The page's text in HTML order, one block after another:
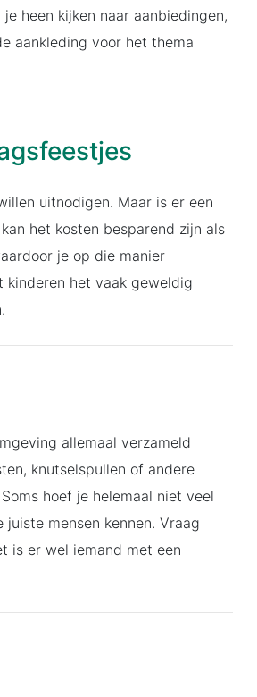
heen kijken naar aanbiedingen,
aankleding voor het thema
uitnodigen. Maar is er een
het kosten besparend zijn als
je op die manier
kinderen het vaak geweldig
allemaal verzameld
knutselspullen of andere
hoef je helemaal niet veel
mensen kennen. Vraag
is er wel iemand met een